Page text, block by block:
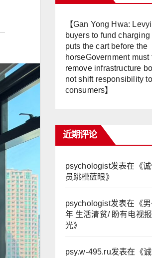
【Gan Yong Hwa:
buyers to fund
puts the cart before the
horseGovernment must
remove infrastructure
not shift responsibility to
consumers】
近期评论
psychologist发表在《
员跳槽蓝眼》
psychologist发表在《
年 生活清贫/ 盼有电视
光》
psy.w-495.ru发表在《